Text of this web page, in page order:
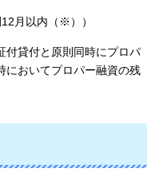
月以内（※））
付貸付と原則同時にプロパ
においてプロパー融資の残